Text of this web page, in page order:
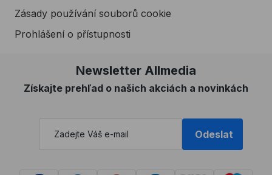
Zásady používání souborů cookie
Prohlášení o přístupnosti
Newsletter Allmedia
Získajte prehľad o našich akciách a novinkách
Odeslat